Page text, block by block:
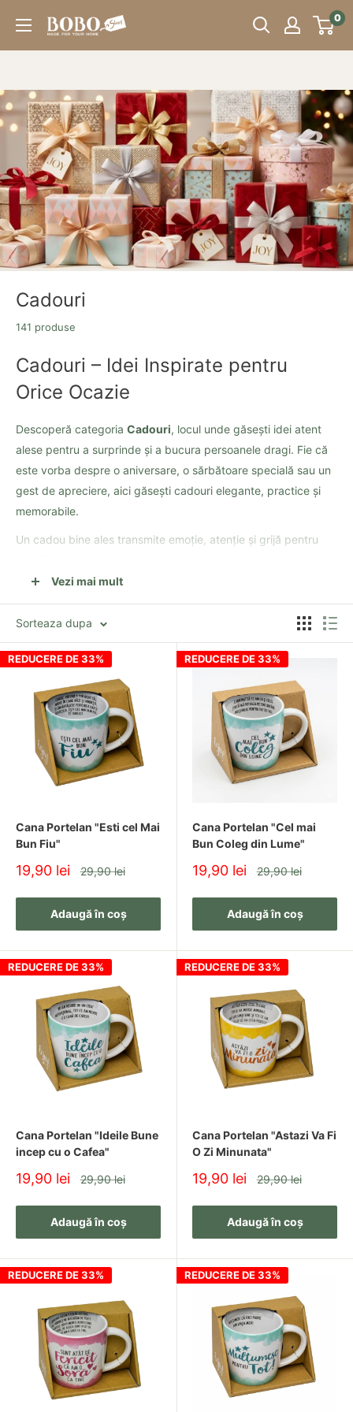
peste
Bobo
0
Cadouri
141 produse
Cadouri – Idei Inspirate pentru
Orice Ocazie
Descoperă categoria Cadouri, locul unde găsești idei atent
alese pentru a surprinde și a bucura persoanele dragi. Fie că
este vorba despre o aniversare, o sărbătoare specială sau un
gest de apreciere, aici găsești cadouri elegante, practice și
memorabile.
Un cadou bine ales transmite emoție, atenție și grijă pentru
Idei de Cadouri pentru Orice Ocazie
În această categorie poți găsi:
Cadouri pentru bărbați
Cadouri pentru familie
Cadouri elegante și practice
Cadouri pentru casă și lifestyle
Cadouri Speciale, Gata de Oferit
Multe dintre articolele din această categorie sunt potrivite
pentru a fi oferite direct, fiind atent prezentate și ușor de
De Ce Să Alegi Cadouri din Colecția
Noastră?
✔ Selecție Variată
persoane.
✔ Produse Practice și Elegante
Cadourile îmbină utilitatea cu un design plăcut.
✔ Potrivite pentru Orice Buget
Ai opțiuni variate, de la cadouri accesibile până la variante
premium.
Întrebări Frecvente despre Cadouri
Vezi mai mult
Sorteaza dupa
REDUCERE DE 33%
Cana Portelan "Esti cel Mai
Bun Fiu"
Pret
redus
19,90 lei Pret
29,90 lei
Adaugă în coș
REDUCERE DE 33%
Cana Portelan "Cel mai
Bun Coleg din Lume"
Pret
redus
19,90 lei Pret
29,90 lei
Adaugă în coș
REDUCERE DE 33%
Cana Portelan "Ideile Bune
incep cu o Cafea"
Pret
redus
19,90 lei Pret
29,90 lei
Adaugă în coș
REDUCERE DE 33%
Cana Portelan "Astazi Va Fi
O Zi Minunata"
Pret
redus
19,90 lei Pret
29,90 lei
Adaugă în coș
REDUCERE DE 33% REDUCERE DE 33%